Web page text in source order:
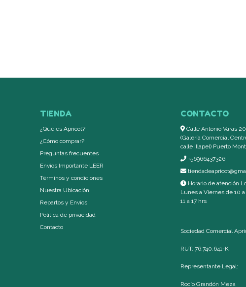
TIENDA
¿Qué es Apricot?
¿Cómo comprar?
Preguntas frecuentes
Envíos Importante LEER
Términos y condiciones
Nuestra Ubicación
Repartos y Envíos
Política de privacidad
Contacto
CONTACTO
Calle Antonio Varas
(Galería Comercial
calle Illapel) Puerto
+56966437326
Horario de atención
Lunes a Viernes de 10
11 a 17 hrs
Sociedad Comercial
RUT: 76.740.641-K
Representante Legal:
Rocío Grandón Meza